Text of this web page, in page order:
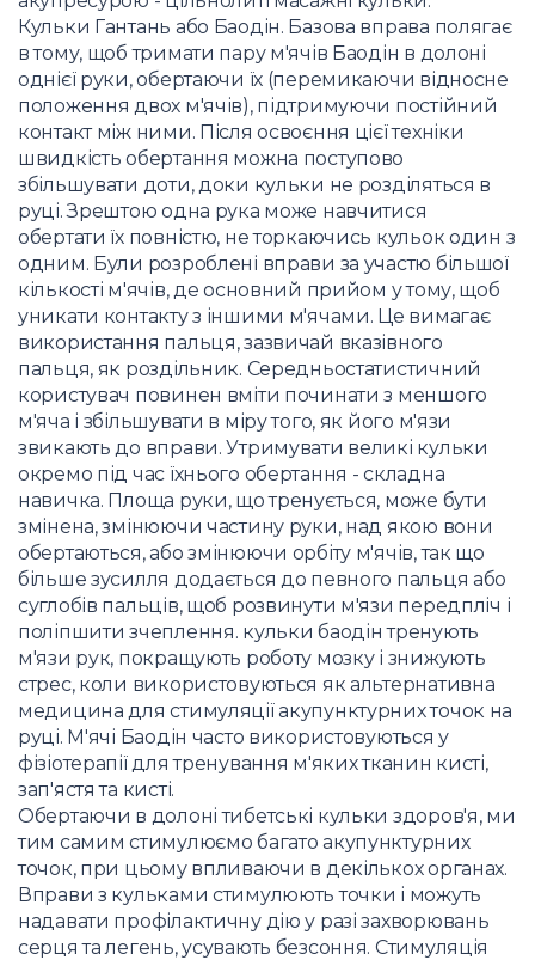
Кульки Гантань або Баодін. Базова вправа полягає
в тому, щоб тримати пару м'ячів Баодін в долоні
однієї руки, обертаючи їх (перемикаючи відносне
положення двох м'ячів), підтримуючи постійний
контакт між ними. Після освоєння цієї техніки
швидкість обертання можна поступово
збільшувати доти, доки кульки не розділяться в
руці. Зрештою одна рука може навчитися
обертати їх повністю, не торкаючись кульок один з
одним. Були розроблені вправи за участю більшої
кількості м'ячів, де основний прийом у тому, щоб
уникати контакту з іншими м'ячами. Це вимагає
використання пальця, зазвичай вказівного
пальця, як роздільник. Середньостатистичний
користувач повинен вміти починати з меншого
м'яча і збільшувати в міру того, як його м'язи
звикають до вправи. Утримувати великі кульки
окремо під час їхнього обертання - складна
навичка. Площа руки, що тренується, може бути
змінена, змінюючи частину руки, над якою вони
обертаються, або змінюючи орбіту м'ячів, так що
більше зусилля додається до певного пальця або
суглобів пальців, щоб розвинути м'язи передпліч і
поліпшити зчеплення. кульки баодін тренують
м'язи рук, покращують роботу мозку і знижують
стрес, коли використовуються як альтернативна
медицина для стимуляції акупунктурних точок на
руці. М'ячі Баодін часто використовуються у
фізіотерапії для тренування м'яких тканин кисті,
зап'ястя та кисті.
Обертаючи в долоні тибетські кульки здоров'я, ми
тим самим стимулюємо багато акупунктурних
точок, при цьому впливаючи в декількох органах.
Вправи з кульками стимулюють точки і можуть
надавати профілактичну дію у разі захворювань
серця та легень, усувають безсоння. Стимуляція